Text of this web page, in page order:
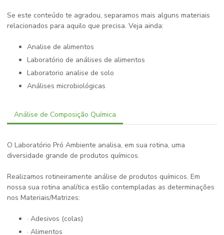
Se este conteúdo te agradou, separamos mais alguns materiais
relacionados para aquilo que precisa. Veja ainda:
analise de alimentos
laboratório de análises de alimentos
laboratorio analise de solo
análises microbiológicas
Análise de Composição Química
O Laboratório Pró Ambiente analisa, em sua rotina, uma
diversidade grande de produtos químicos.
Realizamos rotineiramente análise de produtos químicos. Em
nossa sua rotina analítica estão contempladas as determinações
nos Materiais/Matrizes:
· Adesivos (colas)
· Alimentos